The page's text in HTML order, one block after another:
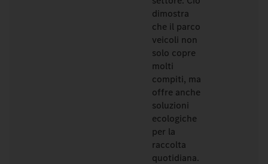
dimostra
che il parco
veicoli non
solo copre
molti
compiti, ma
offre anche
soluzioni
ecologiche
per la
raccolta
quotidiana.